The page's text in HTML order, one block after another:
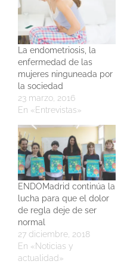
La endometriosis, la
enfermedad de las
mujeres ninguneada por
la sociedad
23 marzo, 2016
En «Entrevistas»
ENDOMadrid continúa la
lucha para que el dolor
de regla deje de ser
normal
27 diciembre, 2018
En «Noticias y
actualidad»